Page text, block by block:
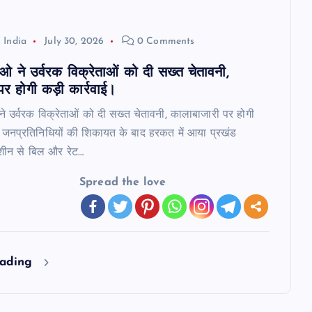
India July 30, 2026 0 Comments
ने उर्वरक विक्रेताओं को दी सख्त चेतावनी,
होगी कड़ी कार्रवाई।
उर्वरक विक्रेताओं को दी सख्त चेतावनी, कालाबाजारी पर होगी
की शिकायत के बाद हरकत में आया प्रखंड
से बिल और रेट…
Spread the love